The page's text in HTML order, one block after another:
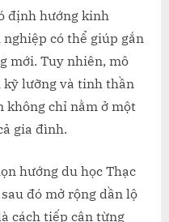
định hướng kinh
có thể giúp gắn
mới. Tuy nhiên, mô
lưỡng và tinh thần
không chỉ nằm ở một
gia đình.
hướng du học Thạc
đó mở rộng dần lộ
cách tiếp cận từng